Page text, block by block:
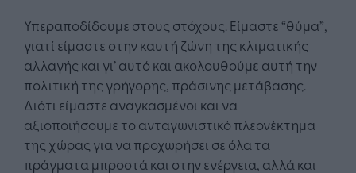
Υπεραποδίδουμε στους στόχους. Είμαστε “θύμα”,
γιατί είμαστε στην καυτή ζώνη της κλιματικής
αλλαγής και γι’ αυτό και ακολουθούμε αυτή την
πολιτική της γρήγορης, πράσινης μετάβασης.
Διότι είμαστε αναγκασμένοι και να
αξιοποιήσουμε το ανταγωνιστικό πλεονέκτημα
της χώρας για να προχωρήσει σε όλα τα
πράγματα μπροστά και στην ενέργεια, αλλά και